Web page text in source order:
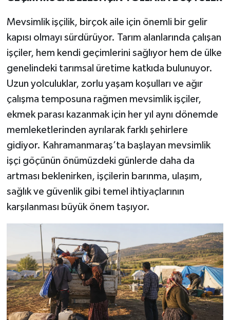
Mevsimlik işçilik, birçok aile için önemli bir gelir
kapısı olmayı sürdürüyor. Tarım alanlarında çalışan
işçiler, hem kendi geçimlerini sağlıyor hem de ülke
genelindeki tarımsal üretime katkıda bulunuyor.
Uzun yolculuklar, zorlu yaşam koşulları ve ağır
çalışma temposuna rağmen mevsimlik işçiler,
ekmek parası kazanmak için her yıl aynı dönemde
memleketlerinden ayrılarak farklı şehirlere
gidiyor. Kahramanmaraş’ta başlayan mevsimlik
işçi göçünün önümüzdeki günlerde daha da
artması beklenirken, işçilerin barınma, ulaşım,
sağlık ve güvenlik gibi temel ihtiyaçlarının
karşılanması büyük önem taşıyor.